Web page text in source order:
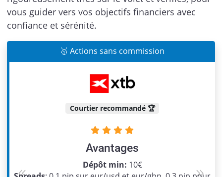
vous guider vers vos objectifs financiers avec
confiance et sérénité.
🥇 Actions sans commission
Courtier recommandé 🏆
Avantages
Dépôt min: 10€